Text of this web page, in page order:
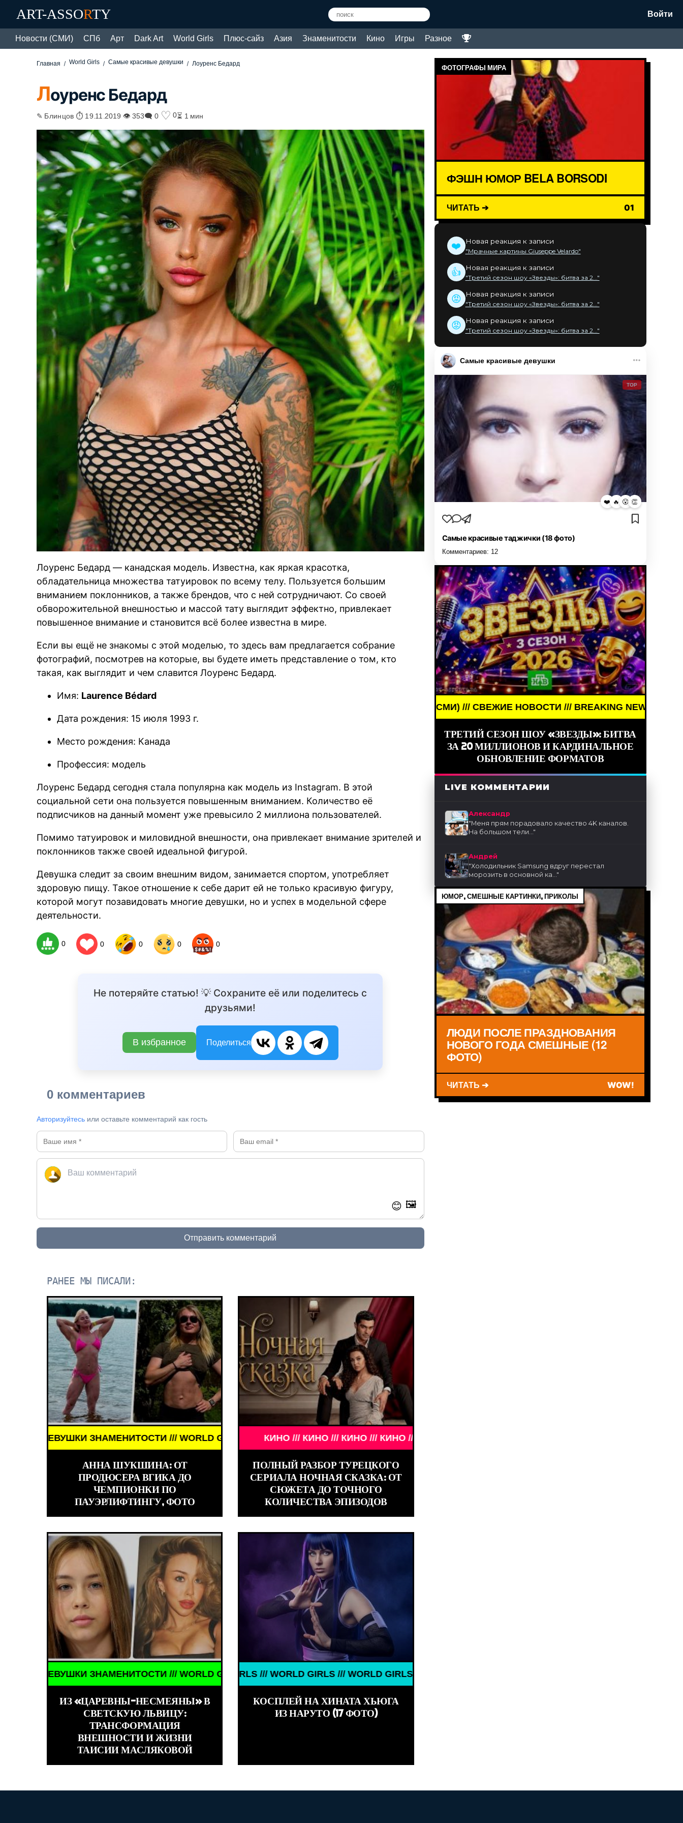
ART-ASSORTY Войти
Новости (СМИ) СПб Арт Dark Art World Girls Плюс-сайз Азия Знаменитости Кино Игры Разное
Главная World Girls Самые красивые девушки Лоуренс Бедард
Лоуренс Бедард
✎ Блинцов ⏱ 19.11.2019 👁 353🗨 0 ♡ 0⏳ 1 мин
Лоуренс Бедард — канадская модель. Известна, как яркая красотка,
обладательница множества татуировок по всему телу. Пользуется большим
вниманием поклонников, а также брендов, что с ней сотрудничают. Со своей
обворожительной внешностью и массой тату выглядит эффектно, привлекает
повышенное внимание и становится всё более известна в мире.
Если вы ещё не знакомы с этой моделью, то здесь вам предлагается собрание
фотографий, посмотрев на которые, вы будете иметь представление о том, кто
такая, как выглядит и чем славится Лоуренс Бедард.
Имя: Laurence Bédard
Дата рождения: 15 июля 1993 г.
Место рождения: Канада
Профессия: модель
Лоуренс Бедард сегодня стала популярна как модель из Instagram. В этой
социальной сети она пользуется повышенным вниманием. Количество её
подписчиков на данный момент уже превысило 2 миллиона пользователей.
Помимо татуировок и миловидной внешности, она привлекает внимание зрителей и
поклонников также своей идеальной фигурой.
Девушка следит за своим внешним видом, занимается спортом, употребляет
здоровую пищу. Такое отношение к себе дарит ей не только красивую фигуру,
которой могут позавидовать многие девушки, но и успех в модельной сфере
деятельности.
0 0 0 0 0
Не потеряйте статью! 💡 Сохраните её или поделитесь с
друзьями!
В избранное Поделиться
0 комментариев
Авторизуйтесь или оставьте комментарий как гость
😊 🖼️
Отправить комментарий
РАНЕЕ МЫ ПИСАЛИ:
/// WORLD GIRLS /// ДЕВУШКИ ЗНАМЕНИТОСТИ /// WORLD GIRLS /// ДЕВУШКИ ЗНАМЕНИТОСТИ ///
АННА ШУКШИНА: ОТ
ПРОДЮСЕРА ВГИКА ДО
ЧЕМПИОНКИ ПО
ПАУЭРЛИФТИНГУ, ФОТО
КИНО /// КИНО /// КИНО /// КИНО ///
ПОЛНЫЙ РАЗБОР ТУРЕЦКОГО
СЕРИАЛА НОЧНАЯ СКАЗКА: ОТ
СЮЖЕТА ДО ТОЧНОГО
КОЛИЧЕСТВА ЭПИЗОДОВ
/// WORLD GIRLS /// ДЕВУШКИ ЗНАМЕНИТОСТИ /// WORLD GIRLS /// ДЕВУШКИ ЗНАМЕНИТОСТИ ///
ИЗ «ЦАРЕВНЫ-НЕСМЕЯНЫ» В
СВЕТСКУЮ ЛЬВИЦУ:
ТРАНСФОРМАЦИЯ
ВНЕШНОСТИ И ЖИЗНИ
ТАИСИИ МАСЛЯКОВОЙ
WORLD GIRLS /// WORLD GIRLS /// WORLD GIRLS /// WORLD GIRLS ///
КОСПЛЕЙ НА ХИНАТА ХЬЮГА
ИЗ НАРУТО (17 ФОТО)
ФОТОГРАФЫ МИРА
ФЭШН ЮМОР BELA BORSODI
ЧИТАТЬ ➔ 01
❤️ Новая реакция к записи
"Мрачные картины Giuseppe Velardo"
👍 Новая реакция к записи
"Третий сезон шоу «Звезды»: битва за 2..."
😡 Новая реакция к записи
"Третий сезон шоу «Звезды»: битва за 2..."
😡 Новая реакция к записи
"Третий сезон шоу «Звезды»: битва за 2..."
Самые красивые девушки
TOP
❤️ 🔥 😮 👏
Самые красивые таджички (18 фото)
Комментариев: 12
BREAKING NEWS /// НОВОСТИ (СМИ) /// СВЕЖИЕ НОВОСТИ /// BREAKING NEWS /// НОВОСТИ (СМИ) ///
ТРЕТИЙ СЕЗОН ШОУ «ЗВЕЗДЫ»: БИТВА
ЗА 20 МИЛЛИОНОВ И КАРДИНАЛЬНОЕ
ОБНОВЛЕНИЕ ФОРМАТОВ
LIVE КОММЕНТАРИИ
Александр
"Меня прям порадовало качество 4K каналов.
На большом тели..."
Андрей
"Холодильник Samsung вдруг перестал
морозить в основной ка..."
ЮМОР, СМЕШНЫЕ КАРТИНКИ, ПРИКОЛЫ
ЛЮДИ ПОСЛЕ ПРАЗДНОВАНИЯ
НОВОГО ГОДА СМЕШНЫЕ (12
ФОТО)
ЧИТАТЬ ➔ WOW!